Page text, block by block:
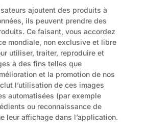
ajoutent des produits à
ils peuvent prendre des
Ce faisant, vous accordez
mondiale, non exclusive et libre
utiliser, traiter, reproduire et
à des fins telles que
et la promotion de nos
l’utilisation de ces images
automatisées (par exemple
ou reconnaissance de
leur affichage dans l’application.